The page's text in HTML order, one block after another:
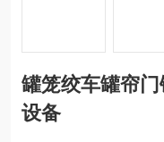
罐笼绞车罐帘门锂电池 煤
设备